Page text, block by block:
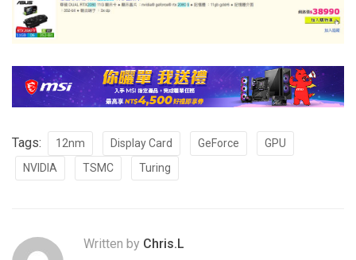
Tags: 12nm Display Card GeForce
GPU
NVIDIA
TSMC Turing
Written by Chris.L